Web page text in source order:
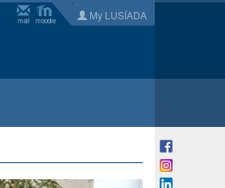
mail moodle My LUSÍADA